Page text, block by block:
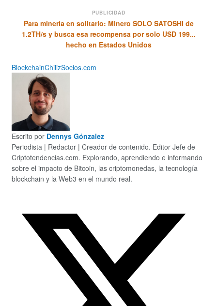
PUBLICIDAD
Para minería en solitario: Minero SOLO SATOSHI de
1.2TH/s y busca esa recompensa por solo USD 199...
hecho en Estados Unidos
BlockchainChilizSocios.com
Escrito por Dennys Gónzalez
Periodista | Redactor | Creador de contenido. Editor Jefe de
Criptotendencias.com. Explorando, aprendiendo e informando
sobre el impacto de Bitcoin, las criptomonedas, la tecnología
blockchain y la Web3 en el mundo real.